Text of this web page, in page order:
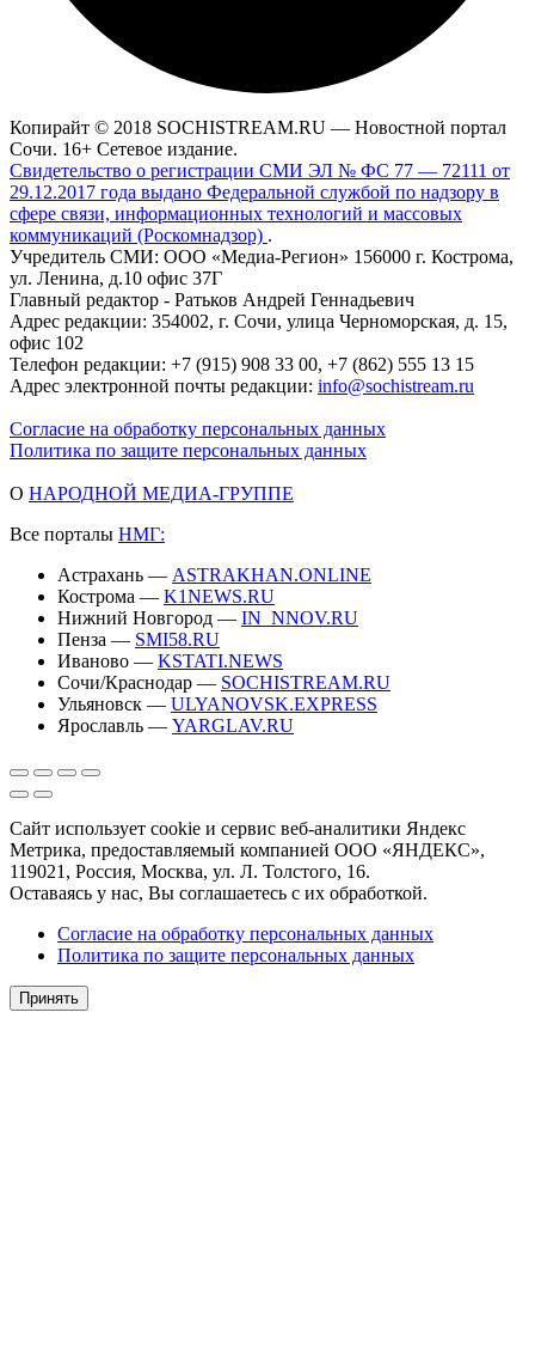
Копирайт © 2018 SOCHISTREAM.RU — Новостной портал
Сочи. 16+ Сетевое издание.
Свидетельство о регистрации СМИ ЭЛ № ФС 77 — 72111 от
29.12.2017 года выдано Федеральной службой по надзору в
сфере связи, информационных технологий и массовых
коммуникаций (Роскомнадзор) .
Учредитель СМИ: ООО «Медиа-Регион» 156000 г. Кострома,
ул. Ленина, д.10 офис 37Г
Главный редактор - Ратьков Андрей Геннадьевич
Адрес редакции: 354002, г. Сочи, улица Черноморская, д. 15,
офис 102
Телефон редакции: +7 (915) 908 33 00, +7 (862) 555 13 15
Адрес электронной почты редакции: info@sochistream.ru
Согласие на обработку персональных данных
Политика по защите персональных данных
О НАРОДНОЙ МЕДИА-ГРУППЕ
Все порталы НМГ:
Астрахань — ASTRAKHAN.ONLINE
Кострома — K1NEWS.RU
Нижний Новгород — IN_NNOV.RU
Пенза — SMI58.RU
Иваново — KSTATI.NEWS
Сочи/Краснодар — SOCHISTREAM.RU
Ульяновск — ULYANOVSK.EXPRESS
Ярославль — YARGLAV.RU
Сайт использует cookie и сервис веб-аналитики Яндекс
Метрика, предоставляемый компанией ООО «ЯНДЕКС»,
119021, Россия, Москва, ул. Л. Толстого, 16.
Оставаясь у нас, Вы соглашаетесь с их обработкой.
Согласие на обработку персональных данных
Политика по защите персональных данных
Принять